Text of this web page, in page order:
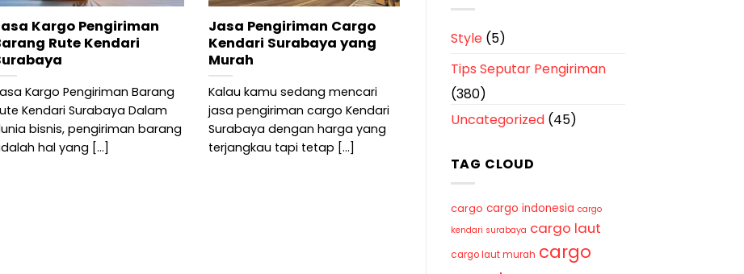
Kargo Pengiriman
Rute Kendari
Kargo Pengiriman Barang
Kendari Surabaya Dalam
bisnis, pengiriman barang
hal yang [...]
Jasa Pengiriman Cargo
Kendari Surabaya yang
Murah
Kalau kamu sedang mencari
jasa pengiriman cargo Kendari
Surabaya dengan harga yang
terjangkau tapi tetap [...]
Style(5)
Tips Seputar Pengiriman
(380)
Uncategorized(45)
TAG CLOUD
cargo cargo indonesia cargo
kendari surabaya cargo laut
cargo laut murah cargo